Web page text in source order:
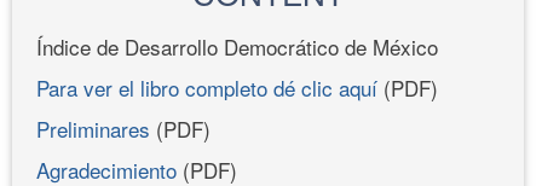
Índice de Desarrollo Democrático de México
Para ver el libro completo dé clic aquí (PDF)
Preliminares (PDF)
Agradecimiento (PDF)